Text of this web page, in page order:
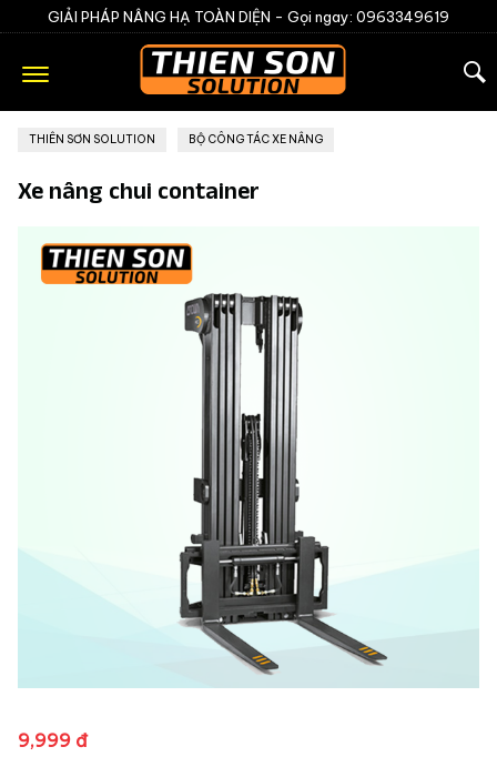
GIẢI PHÁP NÂNG HẠ TOÀN DIỆN - Gọi ngay: 0963349619
THIÊN SƠN SOLUTION BỘ CÔNG TÁC XE NÂNG
Xe nâng chui container
9,999 đ